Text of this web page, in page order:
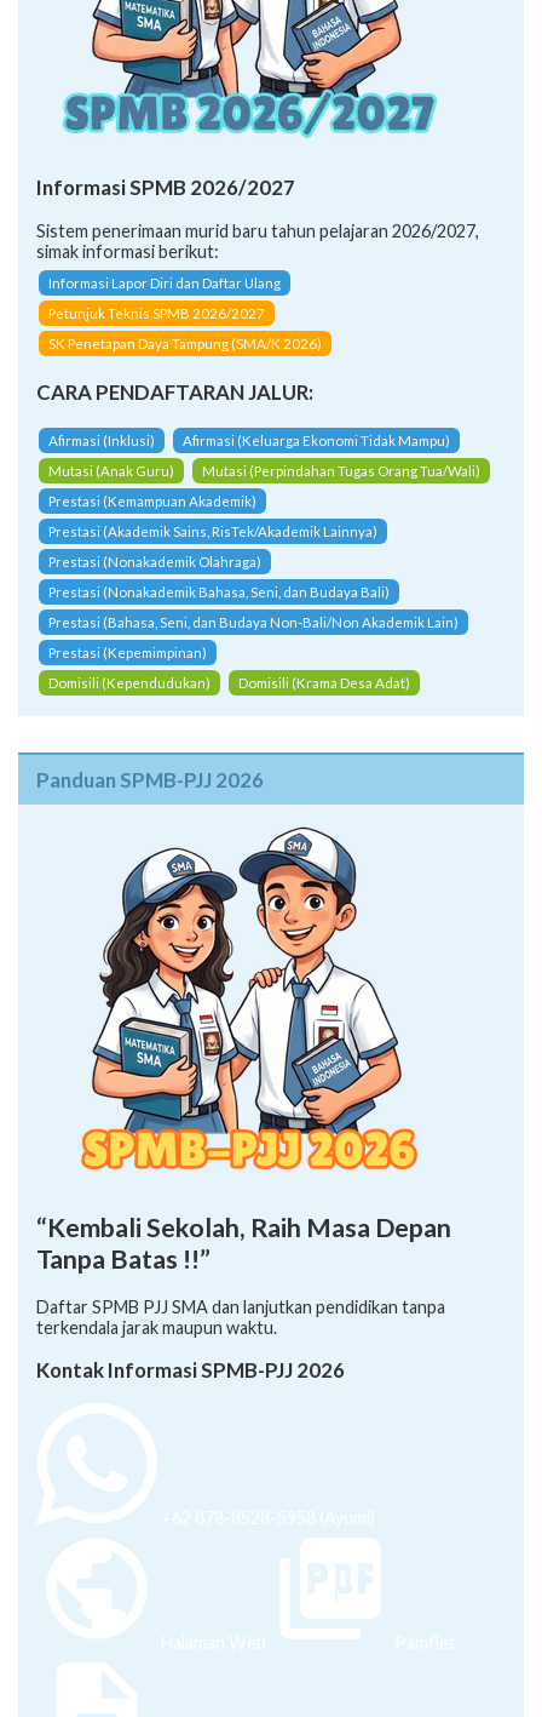
Informasi SPMB 2026/2027
Sistem penerimaan murid baru tahun pelajaran 2026/2027,
simak informasi berikut:
Informasi Lapor Diri dan Daftar Ulang
Petunjuk Teknis SPMB 2026/2027
SK Penetapan Daya Tampung (SMA/K 2026)
CARA PENDAFTARAN JALUR:
Afirmasi (Inklusi)
Afirmasi (Keluarga Ekonomi Tidak Mampu)
Mutasi (Anak Guru)
Mutasi (Perpindahan Tugas Orang Tua/Wali)
Prestasi (Kemampuan Akademik)
Prestasi (Akademik Sains, RisTek/Akademik Lainnya)
Prestasi (Nonakademik Olahraga)
Prestasi (Nonakademik Bahasa, Seni, dan Budaya Bali)
Prestasi (Bahasa, Seni, dan Budaya Non-Bali/Non Akademik Lain)
Prestasi (Kepemimpinan)
Domisili (Kependudukan)
Domisili (Krama Desa Adat)
Panduan SPMB-PJJ 2026
“Kembali Sekolah, Raih Masa Depan
Tanpa Batas !!”
Daftar SPMB PJJ SMA dan lanjutkan pendidikan tanpa
terkendala jarak maupun waktu.
Kontak Informasi SPMB-PJJ 2026
+62 878-8528-5958 (Ayumi)
Halaman Web Pamflet